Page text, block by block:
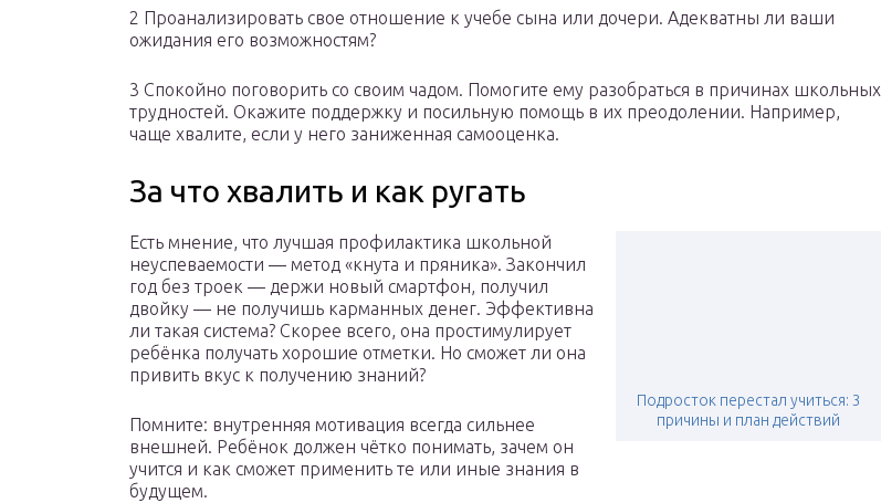
2 Проанализировать свое отношение к учебе сына или дочери. Адекватны ли ваши
ожидания его возможностям?
3 Спокойно поговорить со своим чадом. Помогите ему разобраться в причинах школьных
трудностей. Окажите поддержку и посильную помощь в их преодолении. Например,
чаще хвалите, если у него заниженная самооценка.
За что хвалить и как ругать
Подросток перестал учиться: 3
причины и план действий
Есть мнение, что лучшая профилактика школьной
неуспеваемости — метод «кнута и пряника». Закончил
год без троек — держи новый смартфон, получил
двойку — не получишь карманных денег. Эффективна
ли такая система? Скорее всего, она простимулирует
ребёнка получать хорошие отметки. Но сможет ли она
привить вкус к получению знаний?
Помните: внутренняя мотивация всегда сильнее
внешней. Ребёнок должен чётко понимать, зачем он
учится и как сможет применить те или иные знания в
будущем.